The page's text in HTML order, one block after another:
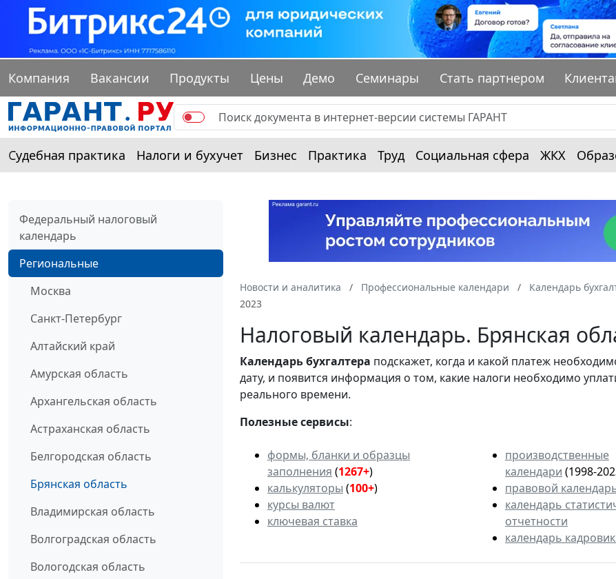
Компания Вакансии Продукты Цены Демо Семинары Стать партнером
Судебная практика Налоги и бухучет Бизнес Практика Труд Социальная сфера ЖКХ
Федеральный налоговый
календарь
Региональные
Москва
Санкт-Петербург
Алтайский край
Амурская область
Архангельская область
Астраханская область
Белгородская область
Брянская область
Владимирская область
Волгоградская область
Вологодская область
Новости и аналитика Профессиональные календари Календарь
2023
Налоговый календарь. Брянская
Календарьбухгалтера подскажет, когда и какой платеж
дату, и появится информация о том, какие налоги необходимо
реального времени.
Полезные сервисы:
формы, бланки и образцы
заполнения (1267+)
калькуляторы (100+)
курсы валют
ключевая ставка
производственные
календари (1998-
правовой
календарь
отчетности
календарь